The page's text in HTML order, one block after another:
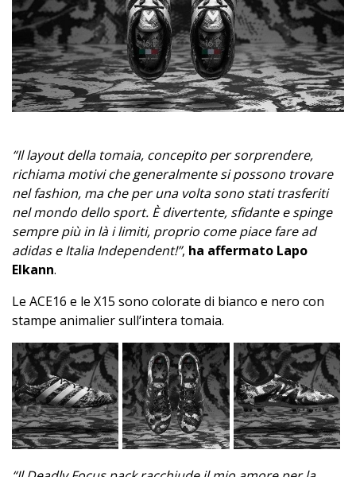
“Il layout della tomaia, concepito per sorprendere,
richiama motivi che generalmente si possono trovare
nel fashion, ma che per una volta sono stati trasferiti
nel mondo dello sport. È divertente, sfidante e spinge
sempre più in là i limiti, proprio come piace fare ad
adidas e Italia Independent!”, ha affermato Lapo
Elkann.
Le ACE16 e le X15 sono colorate di bianco e nero con
stampe animalier sull’intera tomaia.